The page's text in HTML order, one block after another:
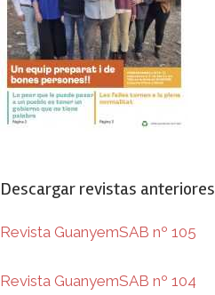
Descargar revistas anteriores
Revista GuanyemSAB nº 105
Revista GuanyemSAB nº 104